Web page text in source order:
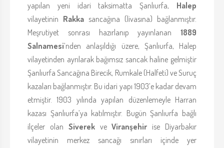
yapılan yeni idari taksimatta Şanlıurfa, Halep
vilayetinin Rakka sancağına (livasına) bağlanmıştır.
Meşrutiyet sonrası hazırlanıp yayınlanan 1889
Salnamesi’nden anlaşıldığı üzere, Şanlıurfa, Halep
vilayetinden ayrılarak bağımsız sancak haline gelmiştir
Şanlıurfa Sancağına Birecik, Rumkale (Halfeti) ve Suruç
kazaları bağlanmıştır. Bu idari yapı 1903’e kadar devam
etmiştir. 1903 yılında yapılan düzenlemeyle Harran
kazası Şanlıurfa’ya katılmıştır. Bugün Şanlıurfa bağlı
ilçeler olan SiverekveViranşehir ise Diyarbakır
vilayetinin merkez sancağı sınırları içinde yer